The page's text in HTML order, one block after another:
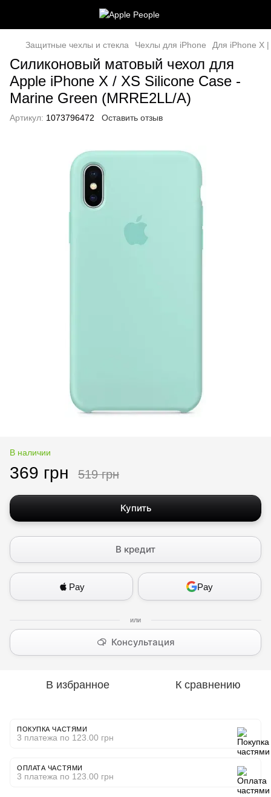
Защитные чехлы и стекла Чехлы для iPhone Для iPhone X |
Силиконовый матовый чехол для
Apple iPhone X / XS Silicone Case -
Marine Green (MRRE2LL/A)
Артикул: 1073796472 Оставить отзыв
В наличии
369 грн 519 грн
Купить
В кредит
Pay Pay
Консультация
В избранное К сравнению
ПОКУПКА ЧАСТЯМИ
3 платежа по 123.00 грн
ОПЛАТА ЧАСТЯМИ
3 платежа по 123.00 грн